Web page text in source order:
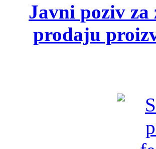
Javni poziv
prodaju